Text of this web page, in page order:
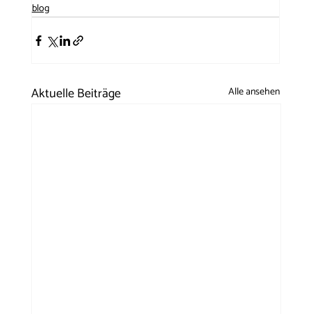
blog
Aktuelle Beiträge Alle ansehen